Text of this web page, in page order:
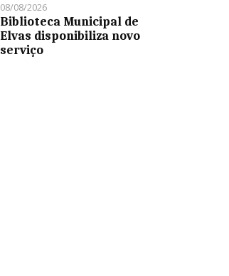
08/08/2026
Biblioteca Municipal de
Elvas disponibiliza novo
serviço